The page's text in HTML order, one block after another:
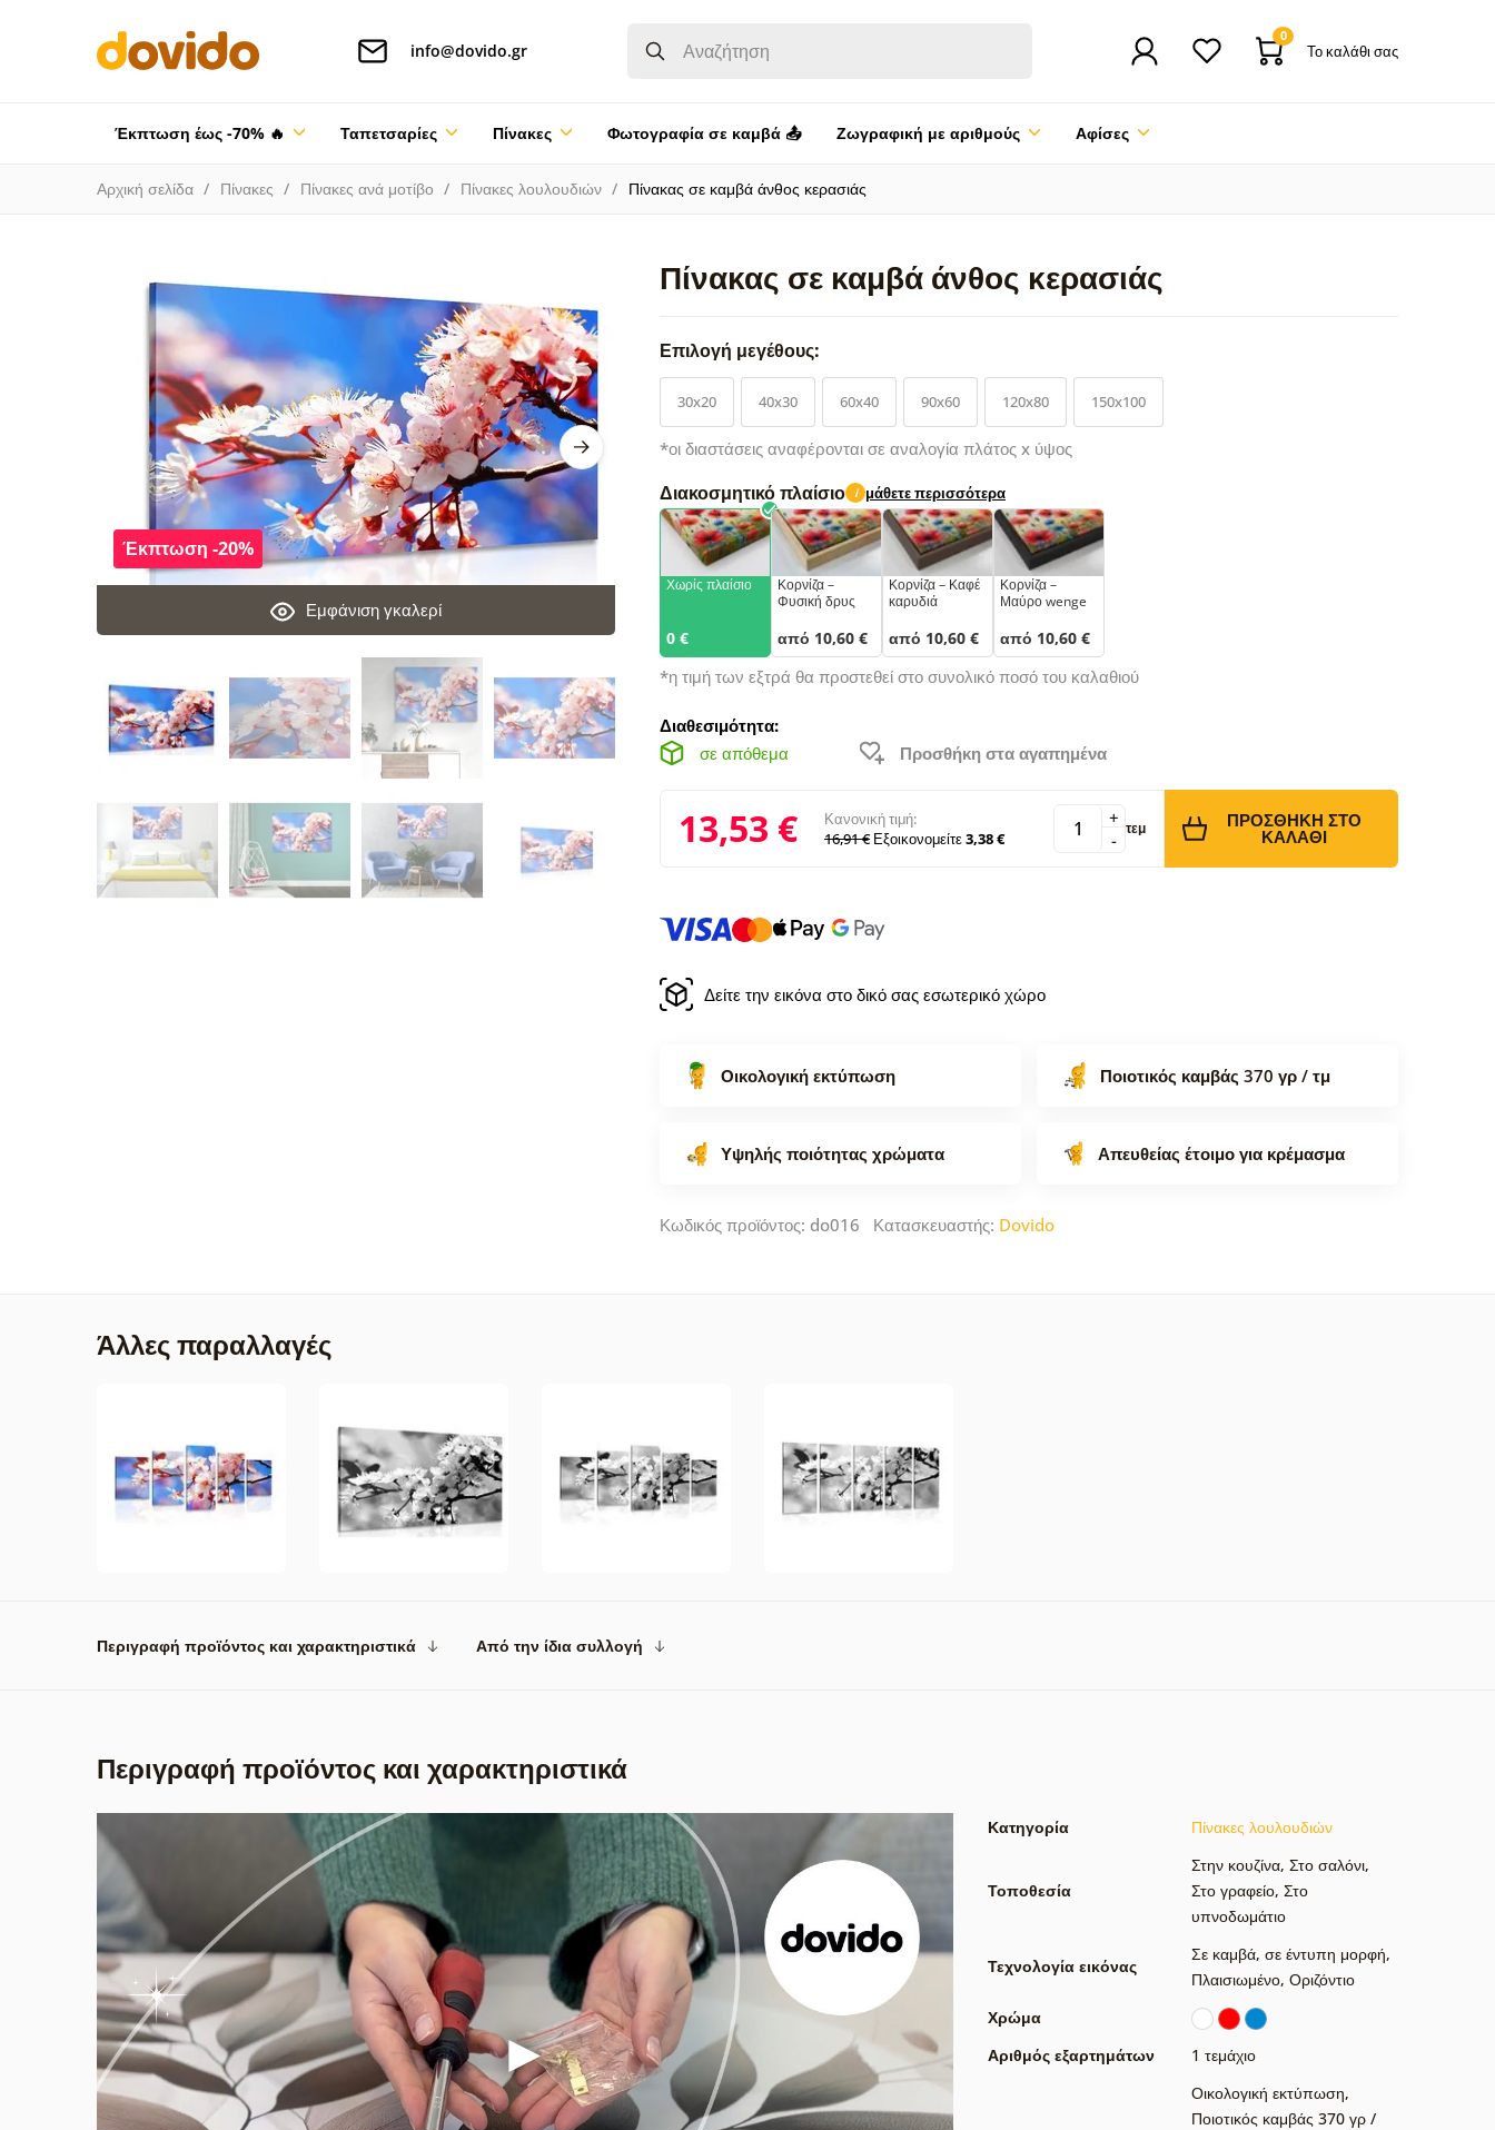
info@dovido.gr
0
Το καλάθι σας
Έκπτωση έως -70% 🔥 Ταπετσαρίες Πίνακες Φωτογραφία σε καμβά 📤 Ζωγραφική με αριθμούς Αφίσες
Αρχική σελίδα Πίνακες Πίνακες ανά μοτίβο Πίνακες λουλουδιών Πίνακας σε καμβά άνθος κερασιάς
Πίνακας σε καμβά άνθος κερασιάς
Εμφάνιση γκαλερί
Έκπτωση -20%
Επιλογή μεγέθους:
30x20 40x30 60x40 90x60 120x80 150x100
*οι διαστάσεις αναφέρονται σε αναλογία πλάτος x ύψος
Διακοσμητικό πλαίσιο i μάθετε περισσότερα
Χωρίς πλαίσιο
0 €
Κορνίζα –
Φυσική δρυς
από 10,60 €
Κορνίζα – Καφέ
καρυδιά
από 10,60 €
Κορνίζα –
Μαύρο wenge
από 10,60 €
*η τιμή των εξτρά θα προστεθεί στο συνολικό ποσό του καλαθιού
Διαθεσιμότητα:
σε απόθεμα
Προσθήκη στα αγαπημένα
13,53 €
Κανονική τιμή:
16,91 € Εξοικονομείτε3,38 € -
+ τεμ ΠΡΟΣΘΉΚΗ ΣΤΟ
ΚΑΛΆΘΙ
Δείτε την εικόνα στο δικό σας εσωτερικό χώρο
Οικολογική εκτύπωση Ποιοτικός καμβάς 370 γρ / τμ
Υψηλής ποιότητας χρώματα Απευθείας έτοιμο για κρέμασμα
Κωδικός προϊόντος: do016 Κατασκευαστής: Dovido
Άλλες παραλλαγές
Περιγραφή προϊόντος και χαρακτηριστικά Από την ίδια συλλογή
Περιγραφή προϊόντος και χαρακτηριστικά
Κατηγορία Πίνακες λουλουδιών
Τοποθεσία
Στην κουζίνα, Στο σαλόνι,
Στο γραφείο, Στο
υπνοδωμάτιο
Τεχνολογία εικόνας
Σε καμβά, σε έντυπη μορφή,
Πλαισιωμένο, Οριζόντιο
Χρώμα
Αριθμός εξαρτημάτων
1 τεμάχιο
Οικολογική εκτύπωση,
Ποιοτικός καμβάς 370 γρ /